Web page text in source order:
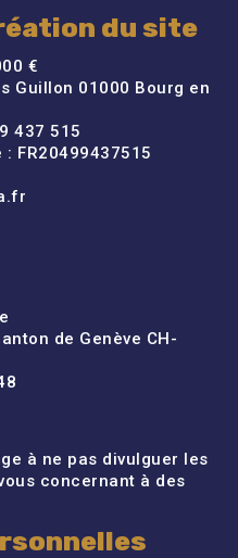
du site
€
Guillon 01000 Bourg en
437 515
FR20499437515
de Genève CH-
à ne pas divulguer les
concernant à des